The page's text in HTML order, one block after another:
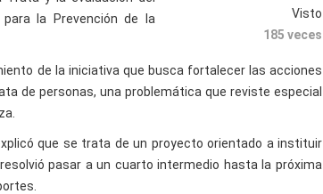
Visto
185 veces
la Prevención de la
de la iniciativa que busca fortalecer las acciones
de personas, una problemática que reviste especial
que se trata de un proyecto orientado a instituir
pasar a un cuarto intermedio hasta la próxima